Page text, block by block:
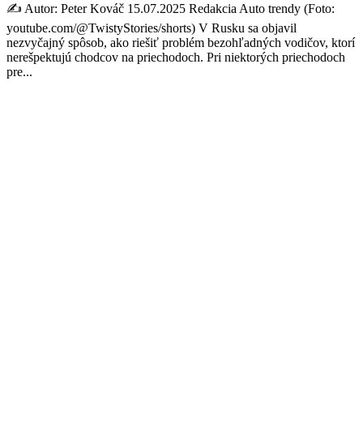
✍️ Autor: Peter Kováč 15.07.2025 Redakcia Auto trendy (Foto:
youtube.com/@TwistyStories/shorts) V Rusku sa objavil
nezvyčajný spôsob, ako riešiť problém bezohľadných vodičov, ktorí
nerešpektujú chodcov na priechodoch. Pri niektorých priechodoch
pre...